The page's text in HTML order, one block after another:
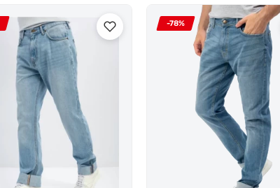
-78%